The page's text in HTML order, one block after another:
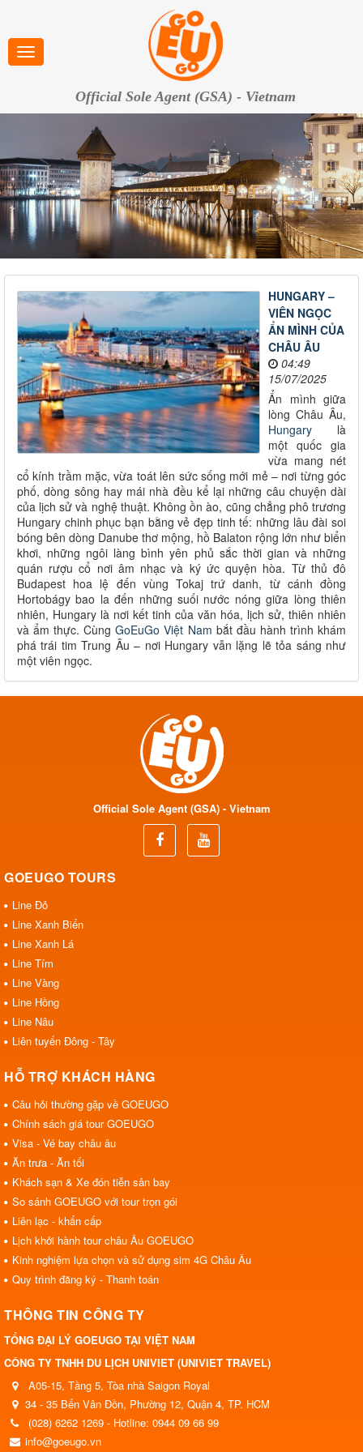
Official Sole Agent (GSA) - Vietnam
HUNGARY –
VIÊN NGỌC
ẨN MÌNH CỦA
CHÂU ÂU
04:49
15/07/2025
Ẩn mình giữa
lòng Châu Âu,
Hungary là
một quốc gia
vừa mang nét
cổ kính trầm mặc, vừa toát lên sức sống mới mẻ – nơi từng góc
phố, dòng sông hay mái nhà đều kể lại những câu chuyện dài
của lịch sử và nghệ thuật. Không ồn ào, cũng chẳng phô trương
Hungary chinh phục bạn bằng vẻ đẹp tinh tế: những lâu đài soi
bóng bên dòng Danube thơ mộng, hồ Balaton rộng lớn như biển
khơi, những ngôi làng bình yên phủ sắc thời gian và những
quán rượu cổ nơi âm nhạc và ký ức quyện hòa. Từ thủ đô
Budapest hoa lệ đến vùng Tokaj trứ danh, từ cánh đồng
Hortobágy bao la đến những suối nước nóng giữa lòng thiên
nhiên, Hungary là nơi kết tinh của văn hóa, lịch sử, thiên nhiên
và ẩm thực. CùngGoEuGo Việt Nam bắt đầu hành trình khám
phá trái tim Trung Âu – nơi Hungary vẫn lặng lẽ tỏa sáng như
một viên ngọc.
Official Sole Agent (GSA) - Vietnam
GOEUGO TOURS
Line Đỏ
Line Xanh Biển
Line Xanh Lá
Line Tím
Line Vàng
Line Hồng
Line Nâu
Liên tuyến Đông - Tây
HỖ TRỢ KHÁCH HÀNG
Câu hỏi thường gặp về GOEUGO
Chính sách giá tour GOEUGO
Visa - Vé bay châu âu
Ăn trưa - Ăn tối
Khách sạn & Xe đón tiễn sân bay
So sánh GOEUGO với tour trọn gói
Liên lạc - khẩn cấp
Lịch khởi hành tour châu Âu GOEUGO
Kinh nghiệm lựa chọn và sử dụng sim 4G Châu Âu
Quy trình đăng ký - Thanh toán
THÔNG TIN CÔNG TY
TỔNG ĐẠI LÝ GOEUGO TẠI VIỆT NAM
CÔNG TY TNHH DU LỊCH UNIVIET (UNIVIET TRAVEL)
A05-15, Tầng 5, Tòa nhà Saigon Royal
34 - 35 Bến Vân Đồn, Phường 12, Quận 4, TP. HCM
(028) 6262 1269 - Hotline: 0944 09 66 99
info@goeugo.vn